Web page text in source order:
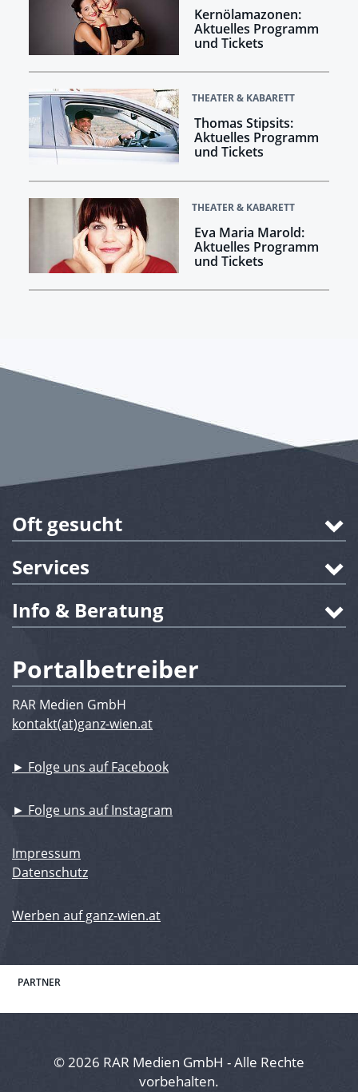
Kernölamazonen:
Aktuelles Programm
und Tickets
THEATER & KABARETT
Thomas Stipsits:
Aktuelles Programm
und Tickets
THEATER & KABARETT
Eva Maria Marold:
Aktuelles Programm
und Tickets
Oft gesucht
Services
Info & Beratung
Portalbetreiber
RAR Medien GmbH
kontakt(at)ganz-wien.at
► Folge uns auf Facebook
► Folge uns auf Instagram
Impressum
Datenschutz
Werben auf ganz-wien.at
PARTNER
© 2026 RAR Medien GmbH - Alle Rechte
vorbehalten.